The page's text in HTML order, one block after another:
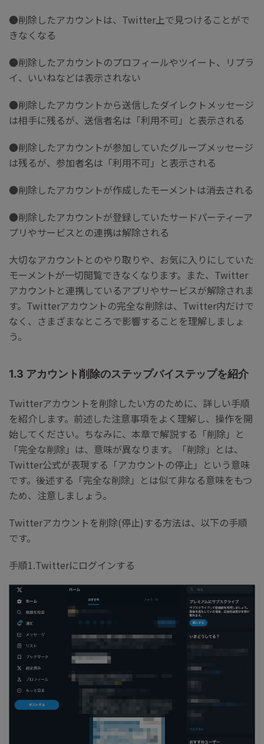
●削除したアカウントは、Twitter上で見つけることがで
きなくなる
●削除したアカウントのプロフィールやツイート、リプラ
イ、いいねなどは表示されない
●削除したアカウントから送信したダイレクトメッセージ
は相手に残るが、送信者名は「利用不可」と表示される
●削除したアカウントが参加していたグループメッセージ
は残るが、参加者名は「利用不可」と表示される
●削除したアカウントが作成したモーメントは消去される
●削除したアカウントが登録していたサードパーティーア
プリやサービスとの連携は解除される
大切なアカウントとのやり取りや、お気に入りにしていた
モーメントが一切閲覧できなくなります。また、Twitter
アカウントと連携しているアプリやサービスが解除されま
す。Twitterアカウントの完全な削除は、Twitter内だけで
なく、さまざまなところで影響することを理解しましょ
う。
1.3 アカウント削除のステップバイステップを紹介
Twitterアカウントを削除したい方のために、詳しい手順
を紹介します。前述した注意事項をよく理解し、操作を開
始してください。ちなみに、本章で解説する「削除」と
「完全な削除」は、意味が異なります。「削除」とは、
Twitter公式が表現する「アカウントの停止」という意味
です。後述する「完全な削除」とは似て非なる意味をもつ
ため、注意しましょう。
Twitterアカウントを削除(停止)する方法は、以下の手順
です。
手順1.Twitterにログインする